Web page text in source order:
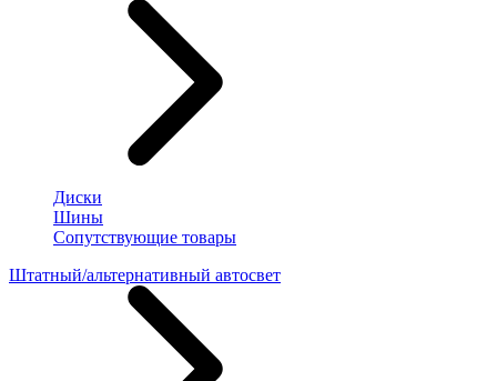
Диски
Шины
Сопутствующие товары
Штатный/альтернативный автосвет